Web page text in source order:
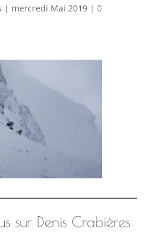
| mercredi Mai 2019| 0
sur Denis Crabières